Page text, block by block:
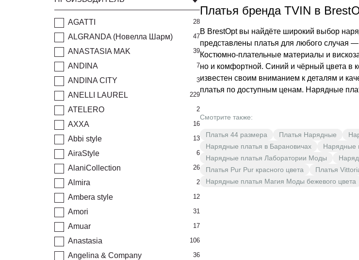
AGATTI 28
ALGRANDA (Новелла Шарм) 47
ANASTASIA MAK 39
ANDINA 7
ANDINA CITY 3
ANELLI LAUREL 229
ATELERO 2
AXXA 16
Abbi style 13
AiraStyle 6
AlaniCollection 26
Almira 2
Ambera style 12
Amori 31
Amuar 17
Anastasia 106
Angelina & Company 36
Платья бренда TVIN в
В BrestOpt вы найдёте широкий выбор
представлены платья для любого случая
Костюмно-плательные материалы и
но и комфортной. Синий и чёрный цвета в
известен своим вниманием к деталям и
платья по доступным ценам. Нарядные
Смотрите также:
Платья 44 размера Платья Нарядные
Нарядные платья в Барановичах
Нарядные
Нарядные платья Лаборатории Моды
Платья Pur Pur красного цвета
Платья
Нарядные платья Магия Моды бежевого цвета